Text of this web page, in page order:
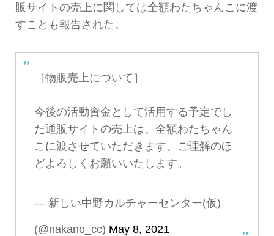
販サイトの売上に関しては全額わたちゃんこに渡
すことも報告された。
［物販売上について］
今後の活動資金として活用する予定でし
た通販サイトの売上は、全額わたちゃん
こに渡させていただきます。ご理解のほ
どよろしくお願いいたします。
— 新しい中野カルチャーセンター(仮)
(@nakano_cc) May 8, 2021